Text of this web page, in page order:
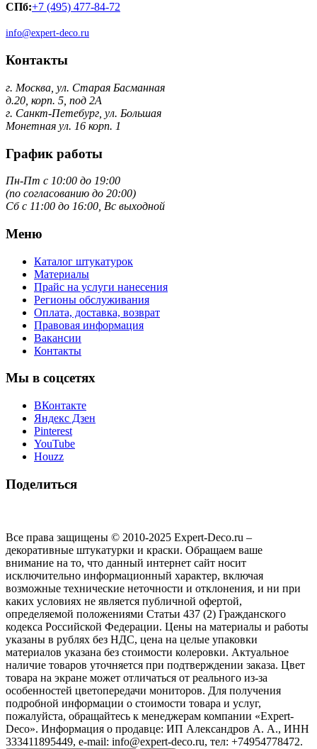
СПб:+7 (495) 477-84-72
info@expert-deco.ru
Контакты
г. Москва, ул. Старая Басманная
д.20, корп. 5, под 2А
г. Санкт-Петебург, ул. Большая
Монетная ул. 16 корп. 1
График работы
Пн-Пт с 10:00 до 19:00
(по согласованию до 20:00)
Сб с 11:00 до 16:00, Вс выходной
Меню
Каталог штукатурок
Материалы
Прайс на услуги нанесения
Регионы обслуживания
Оплата, доставка, возврат
Правовая информация
Вакансии
Контакты
Мы в соцсетях
ВКонтакте
Яндекс Дзен
Pinterest
YouTube
Houzz
Поделиться
Все права защищены © 2010-2025 Expert-Deco.ru –
декоративные штукатурки и краски. Обращаем ваше
внимание на то, что данный интернет сайт носит
исключительно информационный характер, включая
возможные технические неточности и отклонения, и ни при
каких условиях не является публичной офертой,
определяемой положениями Статьи 437 (2) Гражданского
кодекса Российской Федерации. Цены на материалы и работы
указаны в рублях без НДС, цена на целые упаковки
материалов указана без стоимости колеровки. Актуальное
наличие товаров уточняется при подтверждении заказа. Цвет
товара на экране может отличаться от реального из‑за
особенностей цветопередачи мониторов. Для получения
подробной информации о стоимости товара и услуг,
пожалуйста, обращайтесь к менеджерам компании «Expert-
Deco». Информация о продавце: ИП Александров А. А., ИНН
333411895449, e-mail: info@expert-deco.ru, тел: +74954778472.